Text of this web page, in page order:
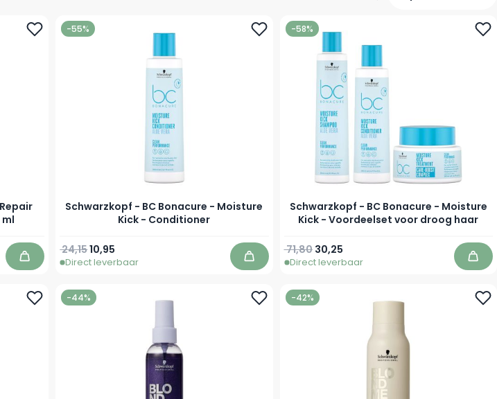
ml
In winkelwagen
-55%
Schwarzkopf - BC Bonacure - Moisture
Kick - Conditioner
Vanaf
10,95
Normale prijs
24,15
Direct leverbaar In winkelwagen
-58%
Schwarzkopf - BC Bonacure - Moisture
Kick - Voordeelset voor droog haar
30,25
71,80
Direct leverbaar In
-44% -42%